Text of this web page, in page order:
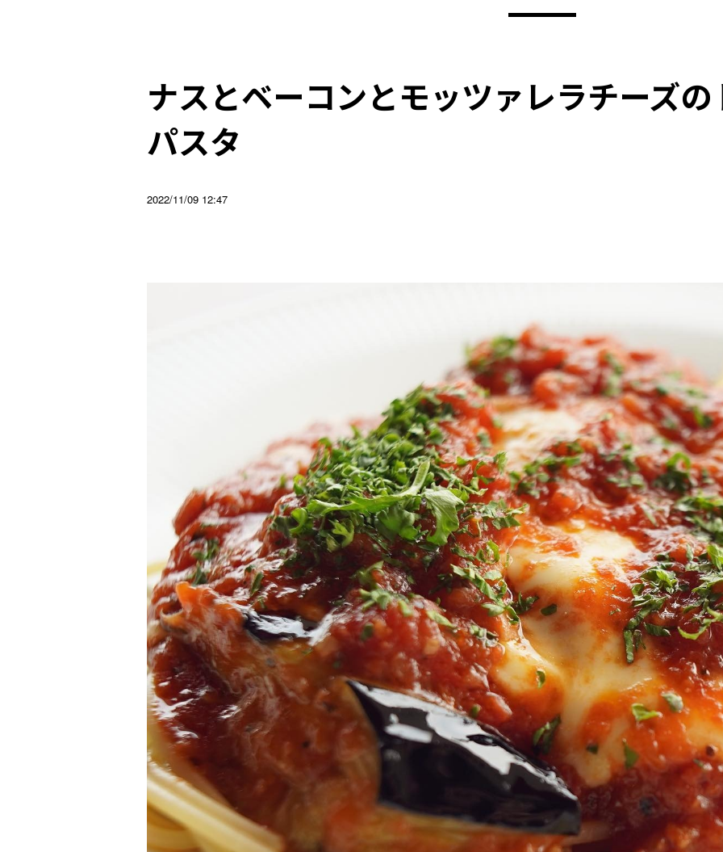
ナスとベーコンとモッツァレラチーズ
パスタ
2022/11/09 12:47